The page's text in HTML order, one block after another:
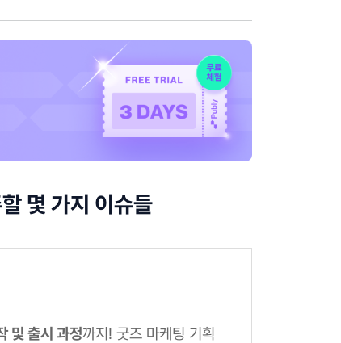
몇 가지 이슈들
및 출시 과정까지! 굿즈 마케팅 기획